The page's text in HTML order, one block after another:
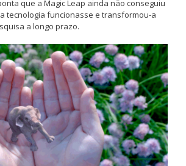
que a Magic Leap ainda não conseguiu
tecnologia funcionasse e transformou-a
a longo prazo.